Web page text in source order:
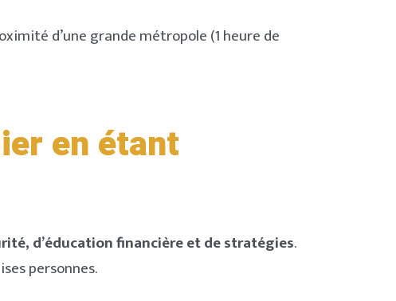
d’une grande métropole (1 heure de
en étant
d’éducation financière et de stratégies.
personnes.